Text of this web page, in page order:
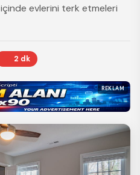
evlerini terk etmeleri
2 dk
REKLAM